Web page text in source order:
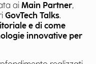
ai Main Partner,
GovTech Talks.
e di come
innovative per